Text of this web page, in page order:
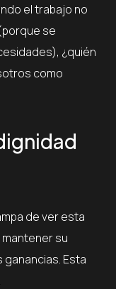
el trabajo no
se
¿quién
como
de ver esta
su
Esta